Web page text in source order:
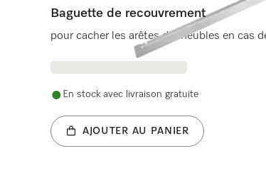
Baguette de recouvrement
pour cacher les arêtes de meubles en cas
En stock avec livraison gratuite
AJOUTER AU PANIER